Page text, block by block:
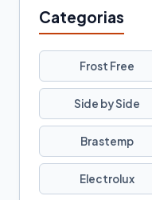
Categorias
Frost Free
Side by Side
Brastemp
Electrolux